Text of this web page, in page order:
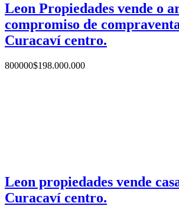
Leon Propiedades vende o
compromiso de
Curacaví centro.
800000$198.000.000
Leon propiedades vende
Curacaví centro.